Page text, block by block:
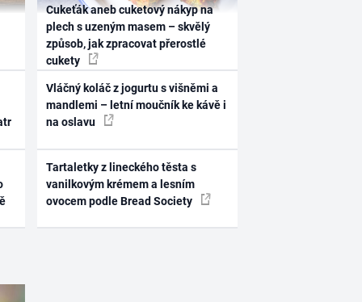
Cukeťák aneb cuketový nákyp na
plech s uzeným masem – skvělý
způsob, jak zpracovat přerostlé
cukety
Vláčný koláč z jogurtu s višněmi a
mandlemi – letní moučník ke kávě i
na oslavu
Tartaletky z lineckého těsta s
vanilkovým krémem a lesním
ovocem podle Bread Society